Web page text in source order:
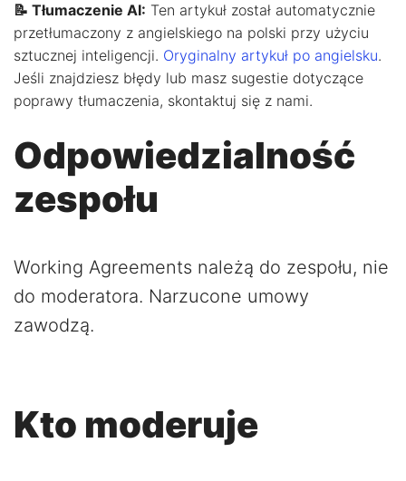
📝 Tłumaczenie AI: Ten artykuł został automatycznie
przetłumaczony z angielskiego na polski przy użyciu
sztucznej inteligencji. Oryginalny artykuł po angielsku.
Jeśli znajdziesz błędy lub masz sugestie dotyczące
poprawy tłumaczenia, skontaktuj się z nami.
Odpowiedzialność
zespołu
Working Agreements należą do zespołu, nie
do moderatora. Narzucone umowy
zawodzą.
Kto moderuje